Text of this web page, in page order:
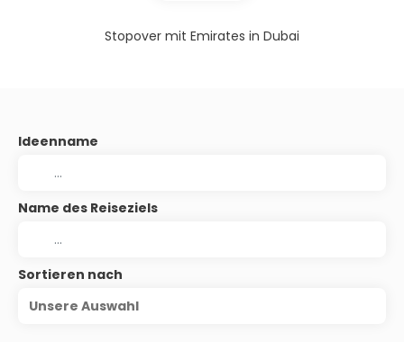
Stopover mit Emirates in Dubai
Ideenname
Name des Reiseziels
Sortieren nach
Unsere Auswahl